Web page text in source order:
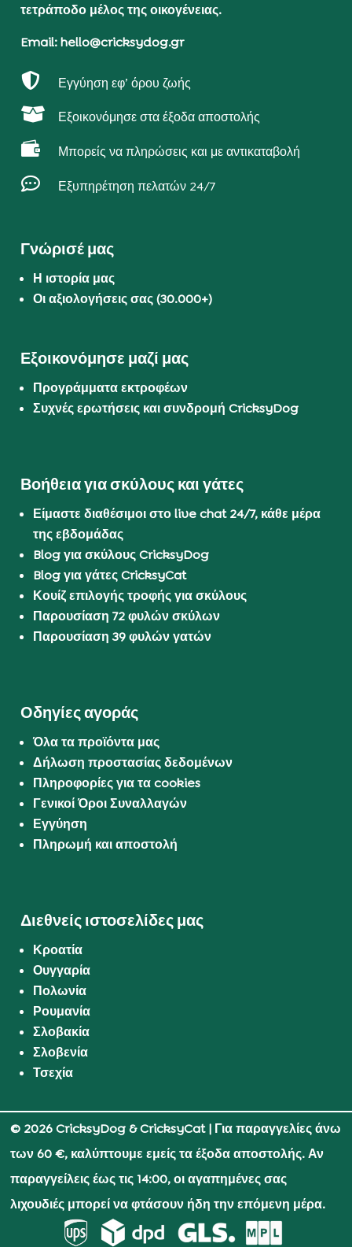
τετράποδο μέλος της οικογένειας.
Email: hello@cricksydog.gr
 Εγγύηση εφ’ όρου ζωής
 Εξοικονόμησε στα έξοδα αποστολής
 Μπορείς να πληρώσεις και με αντικαταβολή
 Εξυπηρέτηση πελατών 24/7
Γνώρισέ μας
Η ιστορία μας
Οι αξιολογήσεις σας (30.000+)
Εξοικονόμησε μαζί μας
Προγράμματα εκτροφέων
Συχνές ερωτήσεις και συνδρομή CricksyDog
Βοήθεια για σκύλους και γάτες
Είμαστε διαθέσιμοι στο live chat 24/7, κάθε μέρα
της εβδομάδας
Blog για σκύλους CricksyDog
Blog για γάτες CricksyCat
Κουίζ επιλογής τροφής για σκύλους
Παρουσίαση 72 φυλών σκύλων
Παρουσίαση 39 φυλών γατών
Οδηγίες αγοράς
Όλα τα προϊόντα μας
Δήλωση προστασίας δεδομένων
Πληροφορίες για τα cookies
Γενικοί Όροι Συναλλαγών
Εγγύηση
Πληρωμή και αποστολή
Διεθνείς ιστοσελίδες μας
Κροατία
Ουγγαρία
Πολωνία
Ρουμανία
Σλοβακία
Σλοβενία
Τσεχία
© 2026 CricksyDog & CricksyCat| Για παραγγελίες άνω
των 60 €, καλύπτουμε εμείς τα έξοδα αποστολής. Αν
παραγγείλεις έως τις 14:00, οι αγαπημένες σας
λιχουδιές μπορεί να φτάσουν ήδη την επόμενη μέρα.